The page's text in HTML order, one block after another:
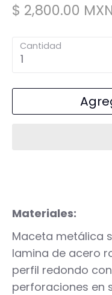
$ 2,800.00 MXN
Cantidad
1
Materiales:
Maceta metálica
lamina de acero
perfil redondo
perforaciones en